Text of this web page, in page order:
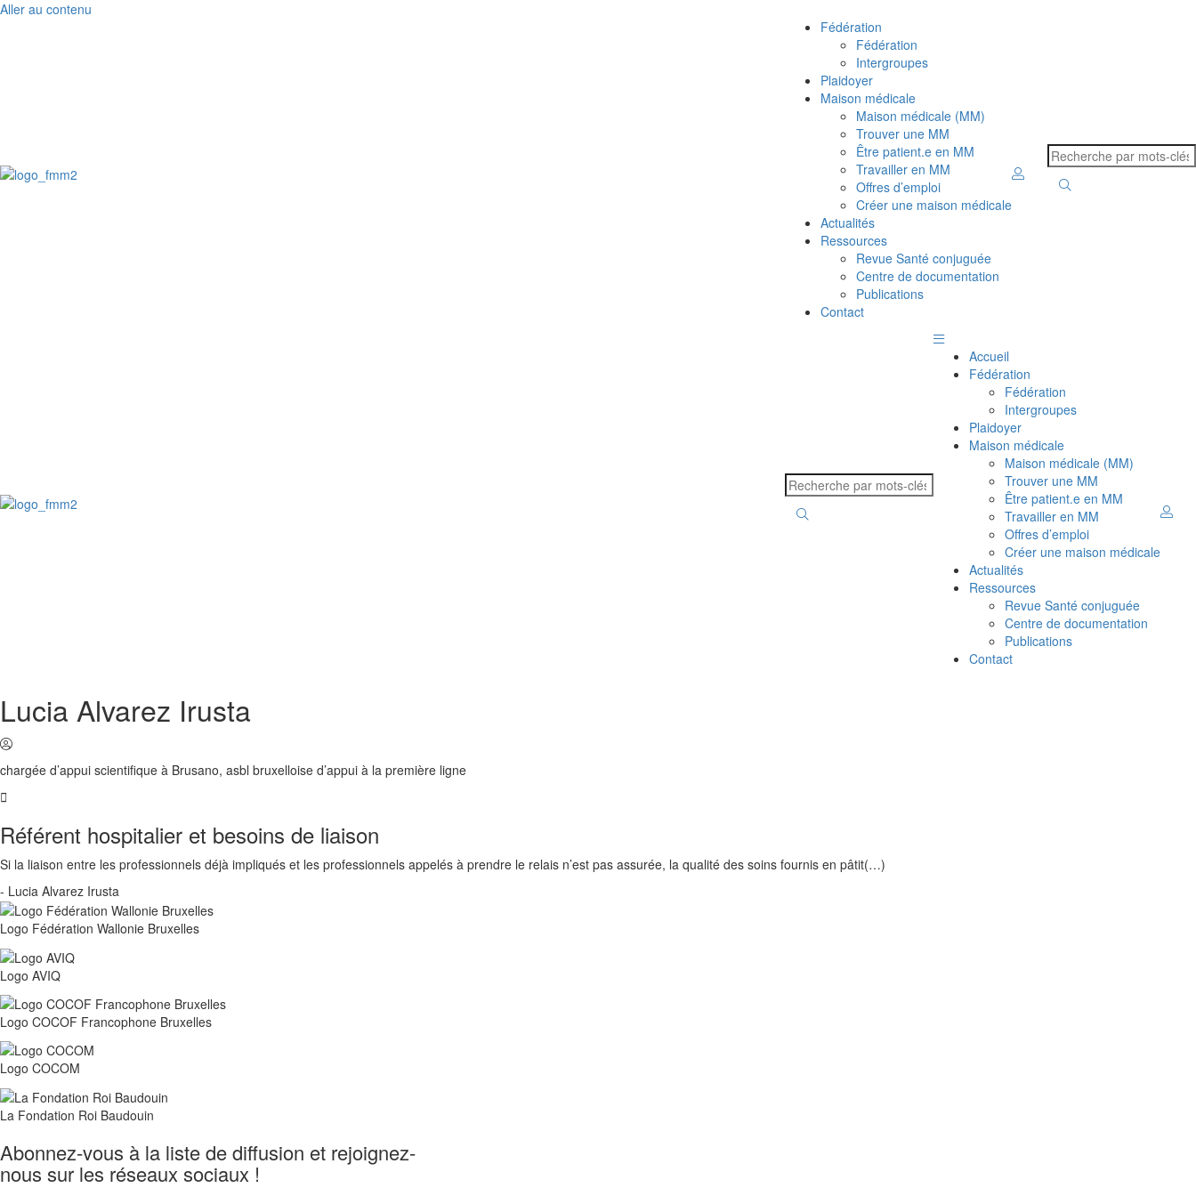
Aller au contenu
Fédération
Fédération
Intergroupes
Plaidoyer
Maison médicale
Maison médicale (MM)
Trouver une MM
Être patient.e en MM
Travailler en MM
Offres d’emploi
Créer une maison médicale
Actualités
Ressources
Revue Santé conjuguée
Centre de documentation
Publications
Contact
Accueil
Fédération
Fédération
Intergroupes
Plaidoyer
Maison médicale
Maison médicale (MM)
Trouver une MM
Être patient.e en MM
Travailler en MM
Offres d’emploi
Créer une maison médicale
Actualités
Ressources
Revue Santé conjuguée
Centre de documentation
Publications
Contact
Lucia Alvarez Irusta
chargée d’appui scientifique à Brusano, asbl bruxelloise d’appui à la première ligne
Référent hospitalier et besoins de liaison
Si la liaison entre les professionnels déjà impliqués et les professionnels appelés à prendre le relais n’est pas assurée, la qualité des soins fournis en pâtit(…)
- Lucia Alvarez Irusta
Logo Fédération Wallonie Bruxelles
Logo AVIQ
Logo COCOF Francophone Bruxelles
Logo COCOM
La Fondation Roi Baudouin
Abonnez-vous à la liste de diffusion et rejoignez-
nous sur les réseaux sociaux !